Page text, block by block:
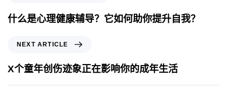
什么是心理健康辅导？它如何助你提升自我？
NEXT ARTICLE
X个童年创伤迹象正在影响你的成年生活